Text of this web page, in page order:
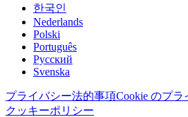
한국인
Nederlands
Polski
Português
Pусский
Svenska
プライバシー法的事項Cookie のプ
クッキーポリシー